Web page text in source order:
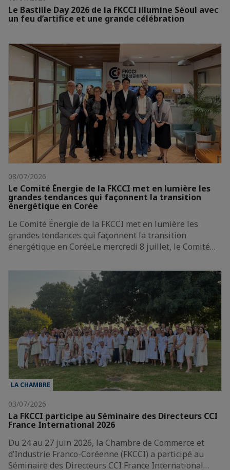
Le Bastille Day 2026 de la FKCCI illumine Séoul avec
un feu d’artifice et une grande célébration
08/07/2026
Le Comité Énergie de la FKCCI met en lumière les
grandes tendances qui façonnent la transition
énergétique en Corée
Le Comité Énergie de la FKCCI met en lumière les
grandes tendances qui façonnent la transition
énergétique en CoréeLe mercredi 8 juillet, le Comité…
LA CHAMBRE
03/07/2026
La FKCCI participe au Séminaire des Directeurs CCI
France International 2026
Du 24 au 27 juin 2026, la Chambre de Commerce et
d’Industrie Franco-Coréenne (FKCCI) a participé au
Séminaire des Directeurs CCI France International…